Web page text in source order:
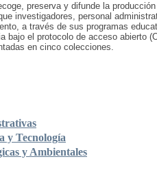
preserva y difunde la
investigadores, personal
a través de sus programas
el protocolo de acceso abierto
en cinco colecciones.
y Tecnología
y Ambientales